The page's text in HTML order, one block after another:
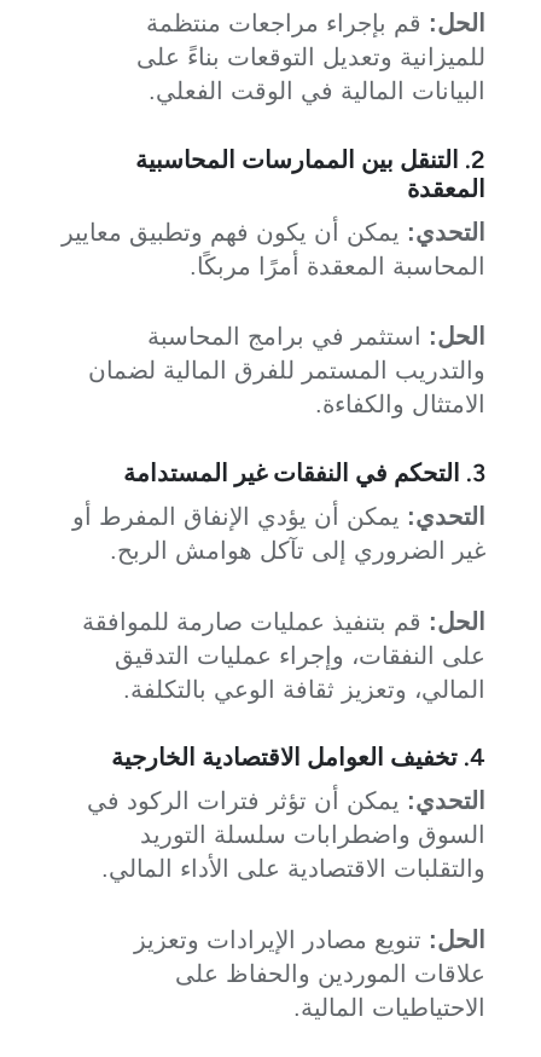
الحل: قم بإجراء مراجعات منتظمة
للميزانية وتعديل التوقعات بناءً على
البيانات المالية في الوقت الفعلي.
2. التنقل بين الممارسات المحاسبية
المعقدة
التحدي: يمكن أن يكون فهم وتطبيق معايير
المحاسبة المعقدة أمرًا مربكًا.
الحل: استثمر في برامج المحاسبة
والتدريب المستمر للفرق المالية لضمان
الامتثال والكفاءة.
3. التحكم في النفقات غير المستدامة
التحدي: يمكن أن يؤدي الإنفاق المفرط أو
غير الضروري إلى تآكل هوامش الربح.
الحل: قم بتنفيذ عمليات صارمة للموافقة
على النفقات، وإجراء عمليات التدقيق
المالي، وتعزيز ثقافة الوعي بالتكلفة.
4. تخفيف العوامل الاقتصادية الخارجية
التحدي: يمكن أن تؤثر فترات الركود في
السوق واضطرابات سلسلة التوريد
والتقلبات الاقتصادية على الأداء المالي.
الحل: تنويع مصادر الإيرادات وتعزيز
علاقات الموردين والحفاظ على
الاحتياطيات المالية.